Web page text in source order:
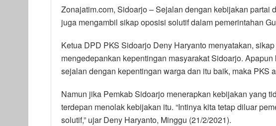
Zonajatim.com, Sidoarjo – Sejalan dengan kebijakan partai
juga mengambil sikap oposisi solutif dalam pemerintahan
Ketua DPD PKS Sidoarjo Deny Haryanto menyatakan,
mengedepankan kepentingan masyarakat Sidoarjo.
sejalan dengan kepentingan warga dan itu baik, maka PKS
Namun jika Pemkab Sidoarjo menerapkan kebijakan yang
terdepan menolak kebijakan itu. “Intinya kita tetap diluar
solutif,” ujar Deny Haryanto, Minggu (21/2/2021).